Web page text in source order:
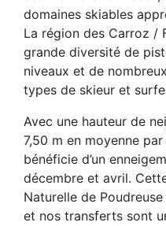
domaines skiables
La région des Carroz /
grande diversité de
niveaux et de
types de skieur et
Avec une hauteur de
7,50 m en moyenne
bénéficie d’un
décembre et avril.
Naturelle de
et nos transferts sont